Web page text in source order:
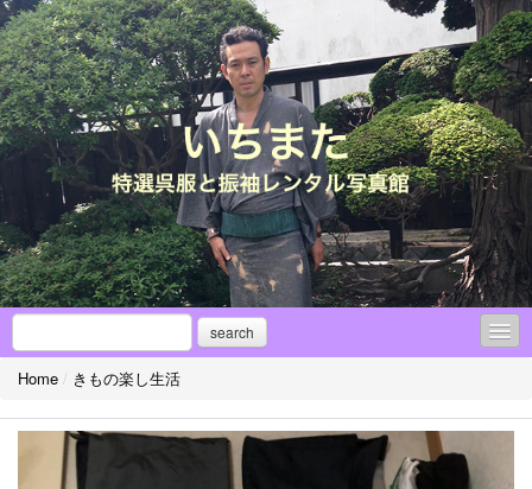
search
●縁談紹介部『フィナンサ～ユ』
◎振袖アレンジ！！
成人式【振袖レンタル】⇔傾向と対策
Home / きもの楽し生活